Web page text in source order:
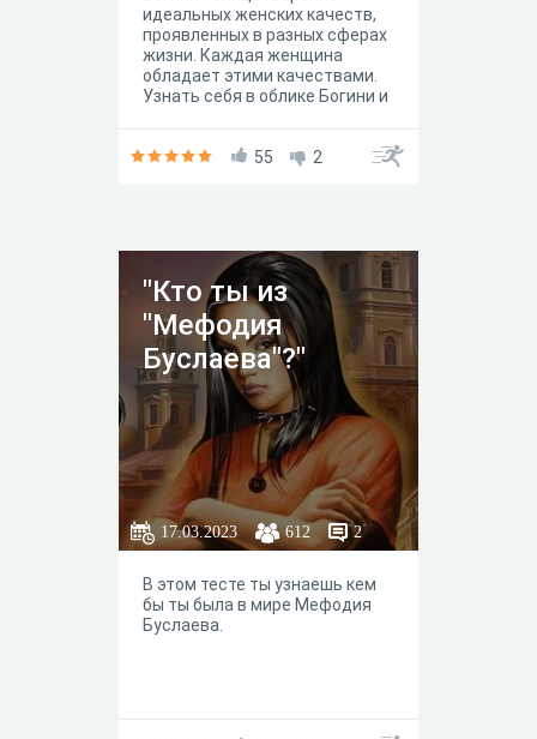
идеальных женских качеств,
проявленных в разных сферах
жизни. Каждая женщина
обладает этими качествами.
Узнать себя в облике Богини и
55
2
"Кто ты из
"Мефодия
Буслаева"?"
17.03.2023 612 2
В этом тесте ты узнаешь кем
бы ты была в мире Мефодия
Буслаева.